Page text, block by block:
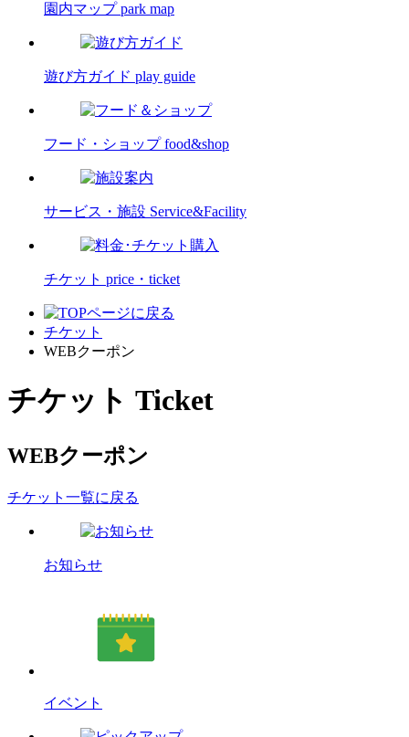
園内マップ park map
遊び方ガイド play guide
フード・ショップ food&shop
サービス・施設 Service&Facility
チケット price・ticket
チケット
WEBクーポン
チケット Ticket
WEBクーポン
チケット一覧に戻る
お知らせ
イベント